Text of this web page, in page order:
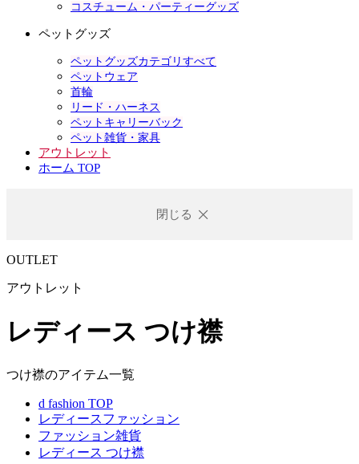
コスチューム・パーティーグッズ
ペットグッズ
ペットグッズカテゴリすべて
ペットウェア
首輪
リード・ハーネス
ペットキャリーバック
ペット雑貨・家具
アウトレット
ホーム TOP
閉じる
OUTLET
アウトレット
レディース つけ襟
つけ襟のアイテム一覧
d fashion TOP
レディースファッション
ファッション雑貨
レディース つけ襟